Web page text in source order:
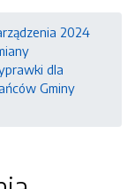
2024
dla
Gminy